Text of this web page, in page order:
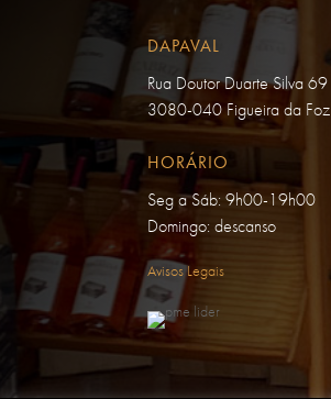
DAPAVAL
Rua Doutor Duarte Silva 69
3080-040 Figueira da Foz
HORÁRIO
Seg a Sáb: 9h00-19h00
Domingo: descanso
Avisos Legais